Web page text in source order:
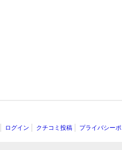
ログイン クチコミ投稿 プライバシー